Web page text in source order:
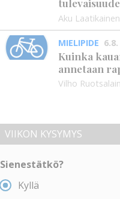
Aku Laatikainen
MIELIPIDE
Kuinka
annetaan
Vilho
VIIKON KYSYMYS
Sienestätkö?
Kyllä